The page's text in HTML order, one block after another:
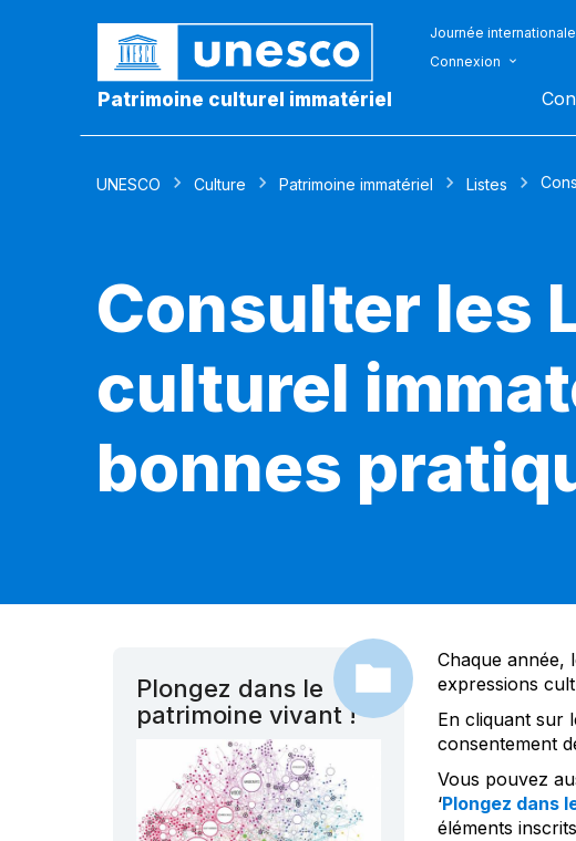
Patrimoine culturel immatériel
Journée
Connexion
UNESCO Culture Patrimoine immatériel Listes
Consulter les
culturel
bonnes
Plongez dans le
patrimoine vivant !
Chaque année,
expressions
En cliquant sur
consentement
Vous pouvez
‘Plongez dans
éléments